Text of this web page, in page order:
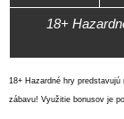
18+
18+ Hazardné hry
zábavu! Využitie bonusov je